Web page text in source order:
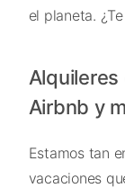
el planeta.
Alquileres
Airbnb y
Estamos tan
vacaciones